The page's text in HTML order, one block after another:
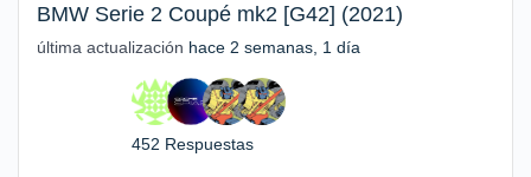
BMW Serie 2 Coupé mk2 [G42] (2021)
última actualización hace 2 semanas, 1 día
452 Respuestas